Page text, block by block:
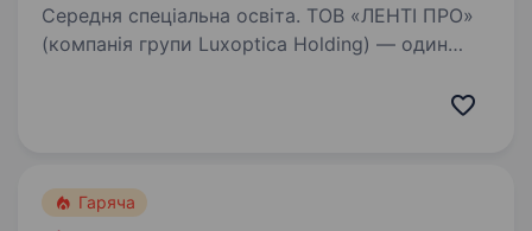
Середня спеціальна освіта. ТОВ «ЛЕНТІ ПРО»
(компанія групи Luxoptica Holding) — один
Гаряча